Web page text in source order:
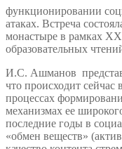
функционировании
атаках. Встреча
монастыре в рамках
образовательных
И.С. Ашманов
что происходит сейчас
процессах
механизмах ее
последние годы в
«обмен веществ»